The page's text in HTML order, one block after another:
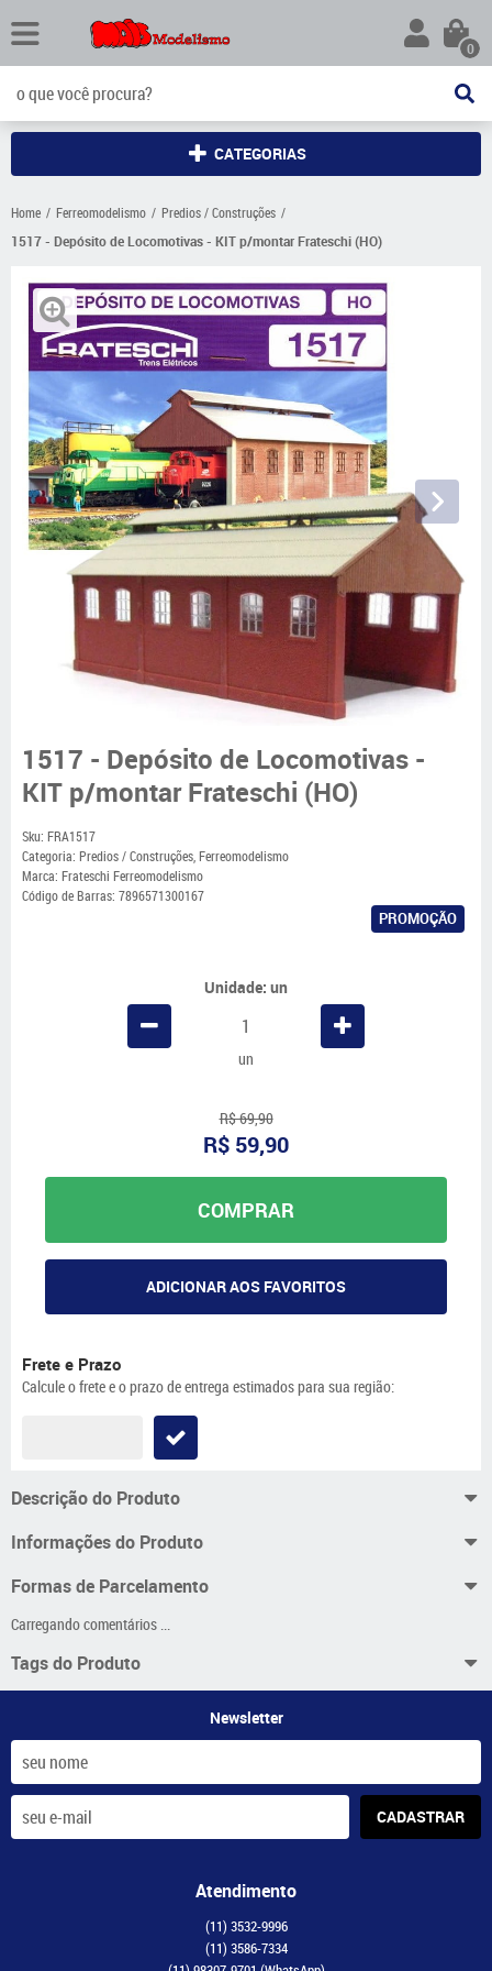
0
CATEGORIAS
Home Ferreomodelismo
Predios / Construções
1517 - Depósito de Locomotivas - KIT p/montar Frateschi (HO)
1517 - Depósito de Locomotivas -
KIT p/montar Frateschi (HO)
Sku: FRA1517
Categoria: Predios / Construções,Ferreomodelismo
Marca: Frateschi Ferreomodelismo
Código de Barras: 7896571300167
PROMOÇÃO
Unidade: un
un
R$ 69,90
R$ 59,90
COMPRAR
ADICIONAR AOS FAVORITOS
Frete e Prazo
Calcule o frete e o prazo de entrega estimados para sua região:
Descrição do Produto
Informações do Produto
Formas de Parcelamento
Carregando comentários ...
Tags do Produto
Newsletter
CADASTRAR
Atendimento
(11) 3532-9996
(11) 3586-7334